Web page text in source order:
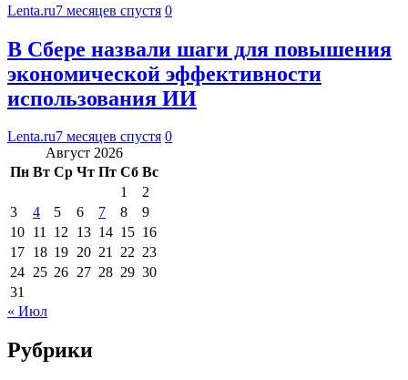
Lenta.ru7 месяцев спустя 0
В Сбере назвали шаги для повышения
экономической эффективности
использования ИИ
Lenta.ru7 месяцев спустя 0
Август 2026
Пн Вт Ср Чт Пт Сб Вс
1
2
3
4 5 6 7 8
9
10 11 12 13 14 15 16
17 18 19 20 21 22 23
24 25 26 27 28 29 30
31
« Июл
Рубрики